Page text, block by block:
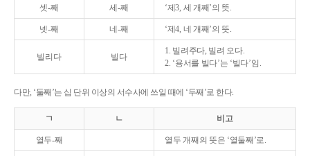
셋-째 세-째 ‘제3, 세 개째’의 뜻.
넷-째 네-째 ‘제4, 네 개째’의 뜻.
빌리다 빌다
1. 빌려주다, 빌려 오다.
2. ‘용서를 빌다’는 ‘빌다’임.
다만, ‘둘째’는 십 단위 이상의 서수사에 쓰일 때에 ‘두째’로 한다.
ㄱ ㄴ 비고
열두-째 열두 개째의 뜻은 ‘열둘째’로.